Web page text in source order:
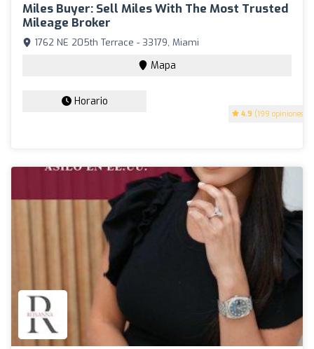
Miles Buyer: Sell Miles With The Most Trusted
Mileage Broker
4.9 (199 opiniones)
1762 NE 205th Terrace - 33179, Miami
Mapa
Horario